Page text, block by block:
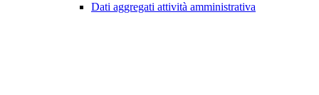
Dati aggregati attività amministrativa